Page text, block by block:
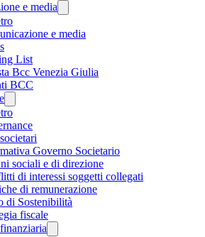
e media
e media
List
Bcc Venezia Giulia
BCC
Governo Societario
sociali e di direzione
di interessi soggetti collegati
di remunerazione
di Sostenibilità
fiscale